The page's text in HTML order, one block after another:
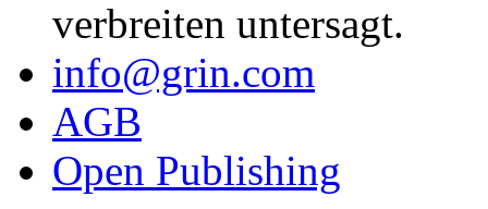
verbreiten untersagt.
info@grin.com
AGB
Open Publishing